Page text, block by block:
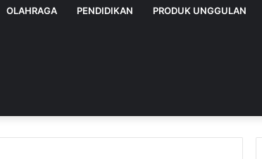
OLAHRAGA PENDIDIKAN PRODUK UNGGULAN